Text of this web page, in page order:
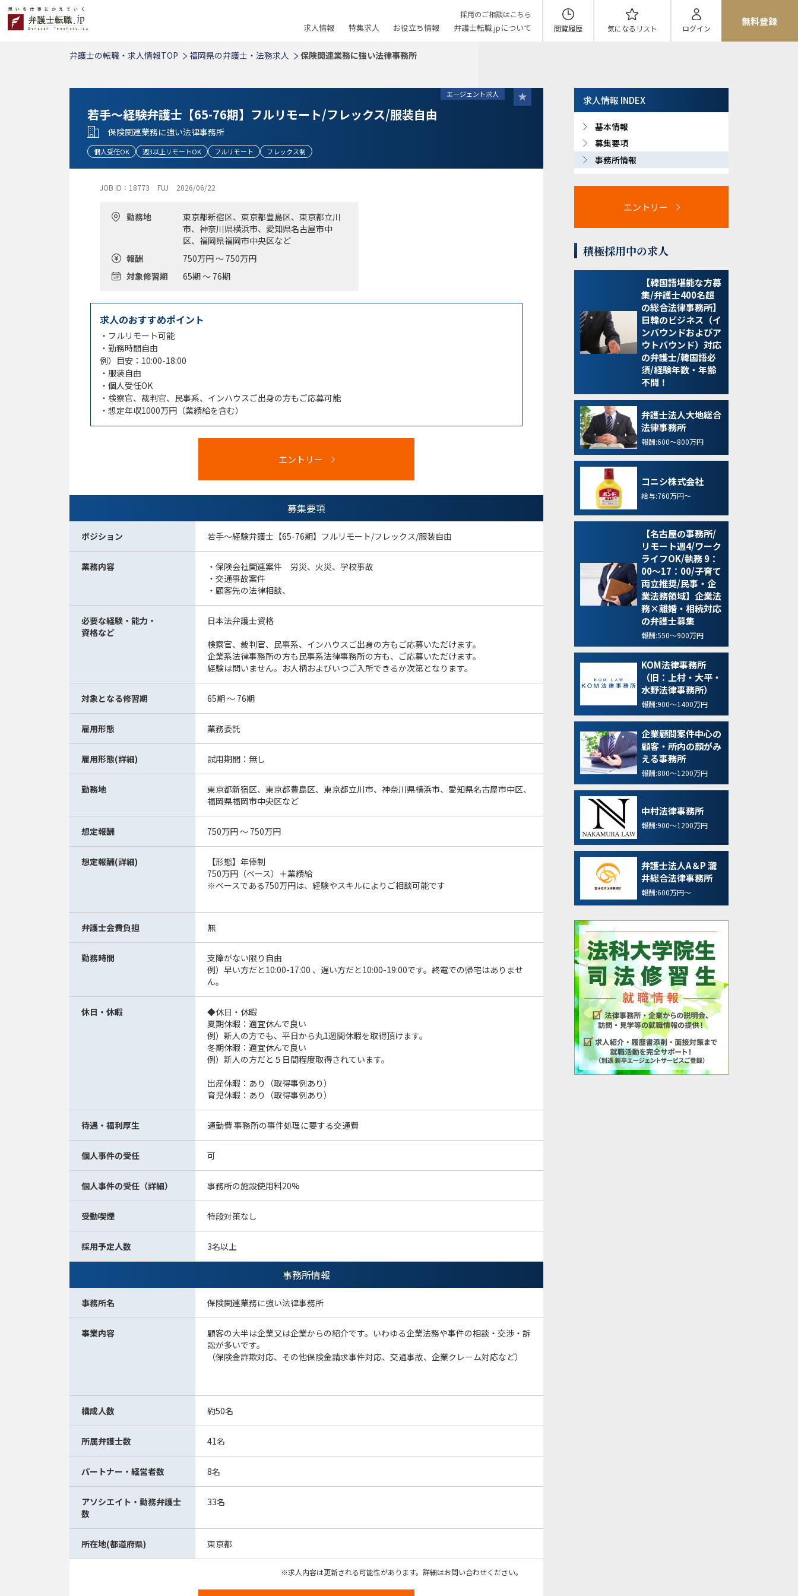
採用のご相談はこちら
求人情報 特集求人 お役立ち情報 弁護士転職.jpについて 閲覧履歴 気になる リスト ログイン
無料登録
弁護士の転職・求人情報TOP 福岡県の弁護士・法務求人 保険関連業務に強い法律事務所
エージェント求人
若手～経験弁護士【65-76期】フルリモート/フレックス/服装自由
保険関連業務に強い法律事務所
個人受任OK 週3以上リモートOK フルリモート フレックス制
JOB ID：18773 FUJ 2026/06/22
勤務地
東京都新宿区、東京都豊島区、東京都立川
市、神奈川県横浜市、愛知県名古屋市中
区、福岡県福岡市中央区など
報酬
750万円 ～ 750万円
対象修習期
65期 ～ 76期
求人のおすすめポイント
・フルリモート可能
・勤務時間自由
例）目安：10:00-18:00
・服装自由
・個人受任OK
・検察官、裁判官、民事系、インハウスご出身の方もご応募可能
・想定年収1000万円（業績給を含む）
エントリー
募集要項
ポジション 若手～経験弁護士【65-76期】フルリモート/フレックス/服装自由
業務内容
・保険会社関連案件 労災、火災、学校事故
・交通事故案件
・顧客先の法律相談、
必要な経験・能力・
資格など
日本法弁護士資格
検察官、裁判官、民事系、インハウスご出身の方もご応募いただけます。
企業系法律事務所の方も民事系法律事務所の方も、ご応募いただけます。
経験は問いません。お人柄およびいつご入所できるか次第となります。
対象となる修習期 65期 ～ 76期
雇用形態 業務委託
雇用形態(詳細) 試用期間：無し
勤務地
東京都新宿区、東京都豊島区、東京都立川市、神奈川県横浜市、愛知県名古屋市中区、
福岡県福岡市中央区など
想定報酬 750万円 ～ 750万円
想定報酬(詳細)
【形態】年俸制
750万円（ベース）＋業績給
※ベースである750万円は、経験やスキルによりご相談可能です
弁護士会費負担 無
勤務時間
支障がない限り自由
例）早い方だと10:00-17:00 、遅い方だと10:00-19:00です。終電での帰宅はありませ
ん。
休日・休暇
◆休日・休暇
夏期休暇：適宜休んで良い
例）新人の方でも、平日から丸1週間休暇を取得頂けます。
冬期休暇：適宜休んで良い
例）新人の方だと５日間程度取得されています。
出産休暇：あり（取得事例あり）
育児休暇：あり（取得事例あり）
待遇・福利厚生 通勤費 事務所の事件処理に要する交通費
個人事件の受任 可
個人事件の受任（詳細） 事務所の施設使用料20%
受動喫煙 特段対策なし
採用予定人数 3名以上
事務所情報
事務所名 保険関連業務に強い法律事務所
事業内容
顧客の大半は企業又は企業からの紹介です。いわゆる企業法務や事件の相談・交渉・訴
訟が多いです。
（保険金詐欺対応、その他保険金請求事件対応、交通事故、企業クレーム対応など）
構成人数 約50名
所属弁護士数 41名
パートナー・経営者数 8名
アソシエイト・勤務弁護士
数
33名
所在地(都道府県) 東京都
求人内容は更新される可能性があります。詳細はお問い合わせください。
求人情報 INDEX
基本情報
募集要項
事務所情報
エントリー
積極採用中の求人
【韓国語堪能な方募
集/弁護士400名超
の総合法律事務所】
日韓のビジネス（イ
ンバウンドおよびア
ウトバウンド）対応
の弁護士/韓国語必
須/経験年数・年齢
不問！
弁護士法人大地総合
法律事務所
報酬:600～800万円
コニシ株式会社
給与:760万円～
【名古屋の事務所/
リモート週4/ワーク
ライフOK/執務 9：
00～17：00/子育て
両立推奨/民事・企
業法務領域】企業法
務×離婚・相続対応
の弁護士募集
報酬:550～900万円
KOM法律事務所
（旧：上村・大平・
水野法律事務所）
報酬:900～1400万円
企業顧問案件中心の
顧客・所内の顔がみ
える事務所
報酬:800～1200万円
中村法律事務所
報酬:900～1200万円
弁護士法人A＆P 瀧
井総合法律事務所
報酬:600万円～